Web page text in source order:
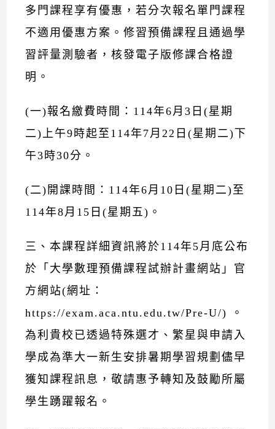
多門課程享有優惠，若分次報名單門課程
不適用優惠方案。修習預備課程且通過學
習評量測驗者，核發電子版修課合格證
明。
(一)報名繳費時間：114年6月3日(星期
二)上午9時起至114年7月22日(星期二)下
午3時30分。
(二)開課時間：114年6月10日(星期二)至
114年8月15日(星期五)。
三、本課程詳細資訊將於114年5月底公布
於「大學數理預備課程試辦計畫網站」官
方網站(網址：
https://exam.aca.ntu.edu.tw/Pre-U/) 。
為利貴校已透過特殊選才、繁星與申請入
學成為準大一新生安排暑期學習規劃儘早
獲知課程訊息，敬請惠予轉知及鼓勵所屬
學生踴躍報名。